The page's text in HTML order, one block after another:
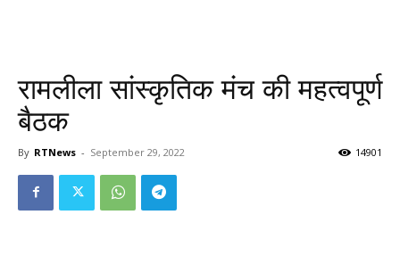
रामलीला सांस्कृतिक मंच की महत्वपूर्ण
बैठक
By RTNews - September 29, 2022 14901